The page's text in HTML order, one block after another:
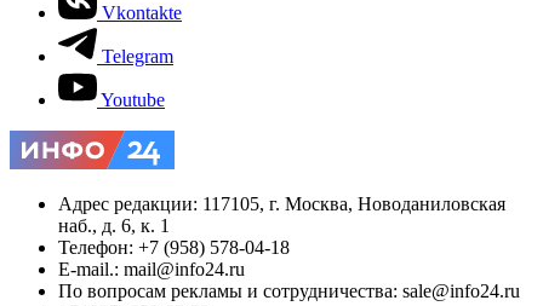
Vkontakte
Telegram
Youtube
Адрес редакции: 117105, г. Москва, Новоданиловская
наб., д. 6, к. 1
Телефон: +7 (958) 578-04-18
E-mail.: mail@info24.ru
По вопросам рекламы и сотрудничества: sale@info24.ru